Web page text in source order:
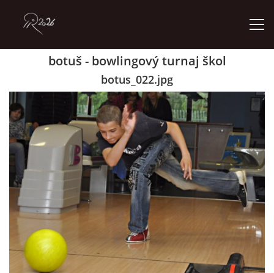
GALERIE
KONTAKT
© 2026 eStránky.cz
botuš - bowlingový turnaj škol
botus_022.jpg